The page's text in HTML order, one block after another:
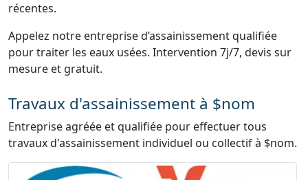
récentes.
Appelez notre entreprise d’assainissement qualifiée
pour traiter les eaux usées. Intervention 7j/7, devis sur
mesure et gratuit.
Travaux d'assainissement à $nom
Entreprise agréée et qualifiée pour effectuer tous
travaux d'assainissement individuel ou collectif à $nom.